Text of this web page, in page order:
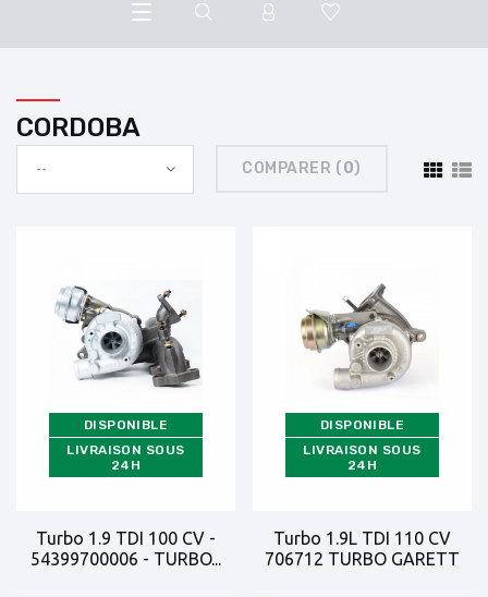
CORDOBA
-- COMPARER (0)
DISPONIBLE
LIVRAISON SOUS
24H
Turbo 1.9 TDI 100 CV -
54399700006 - TURBO...
DISPONIBLE
LIVRAISON SOUS
24H
Turbo 1.9L TDI 110 CV
706712 TURBO GARETT